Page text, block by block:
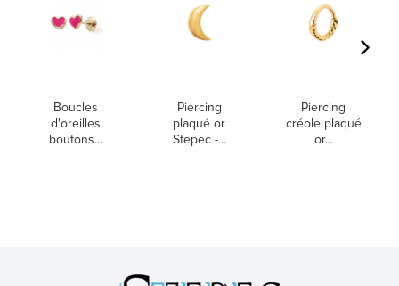
Boucles
d'oreilles
boutons...
Piercing
plaqué or
Stepec -...
Piercing
créole plaqué
or...